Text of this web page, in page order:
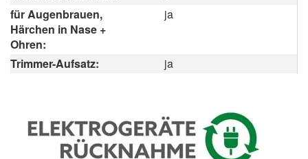
für Augenbrauen,
Härchen in Nase +
Ohren:
ja
Trimmer-Aufsatz: ja